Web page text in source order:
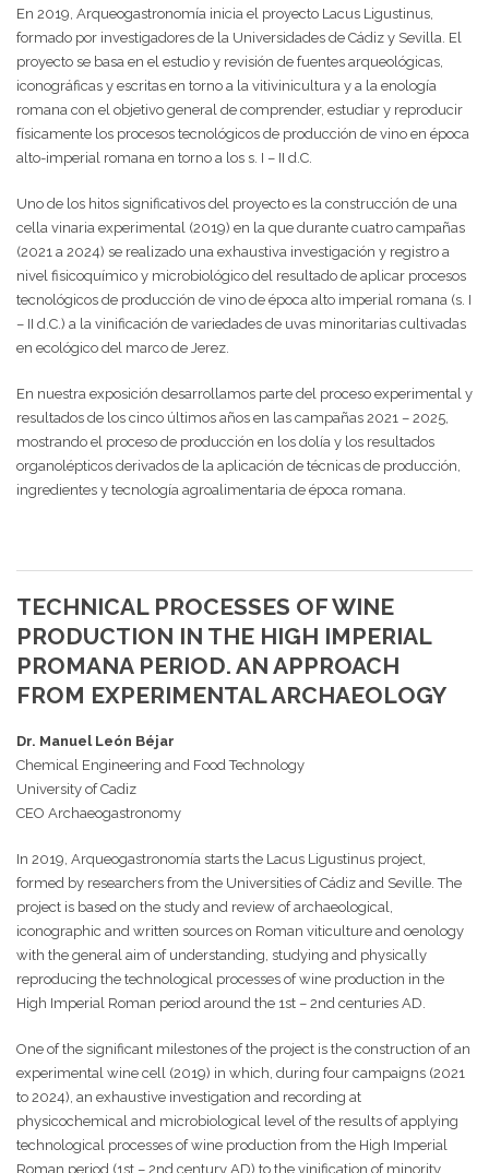
En 2019, Arqueogastronomía inicia el proyecto Lacus Ligustinus,
formado por investigadores de la Universidades de Cádiz y Sevilla. El
proyecto se basa en el estudio y revisión de fuentes arqueológicas,
iconográficas y escritas en torno a la vitivinicultura y a la enología
romana con el objetivo general de comprender, estudiar y reproducir
físicamente los procesos tecnológicos de producción de vino en época
alto-imperial romana en torno a los s. I – II d.C.
Uno de los hitos significativos del proyecto es la construcción de una
cella vinaria experimental (2019) en la que durante cuatro campañas
(2021 a 2024) se realizado una exhaustiva investigación y registro a
nivel fisicoquímico y microbiológico del resultado de aplicar procesos
tecnológicos de producción de vino de época alto imperial romana (s. I
– II d.C.) a la vinificación de variedades de uvas minoritarias cultivadas
en ecológico del marco de Jerez.
En nuestra exposición desarrollamos parte del proceso experimental y
resultados de los cinco últimos años en las campañas 2021 – 2025,
mostrando el proceso de producción en los dolía y los resultados
organolépticos derivados de la aplicación de técnicas de producción,
ingredientes y tecnología agroalimentaria de época romana.
TECHNICAL PROCESSES OF WINE
PRODUCTION IN THE HIGH IMPERIAL
PROMANA PERIOD. AN APPROACH
FROM EXPERIMENTAL ARCHAEOLOGY
Dr. Manuel León Béjar
Chemical Engineering and Food Technology
University of Cadiz
CEO Archaeogastronomy
In 2019, Arqueogastronomía starts the Lacus Ligustinus project,
formed by researchers from the Universities of Cádiz and Seville. The
project is based on the study and review of archaeological,
iconographic and written sources on Roman viticulture and oenology
with the general aim of understanding, studying and physically
reproducing the technological processes of wine production in the
High Imperial Roman period around the 1st – 2nd centuries AD.
One of the significant milestones of the project is the construction of an
experimental wine cell (2019) in which, during four campaigns (2021
to 2024), an exhaustive investigation and recording at
physicochemical and microbiological level of the results of applying
technological processes of wine production from the High Imperial
Roman period (1st – 2nd century AD) to the vinification of minority